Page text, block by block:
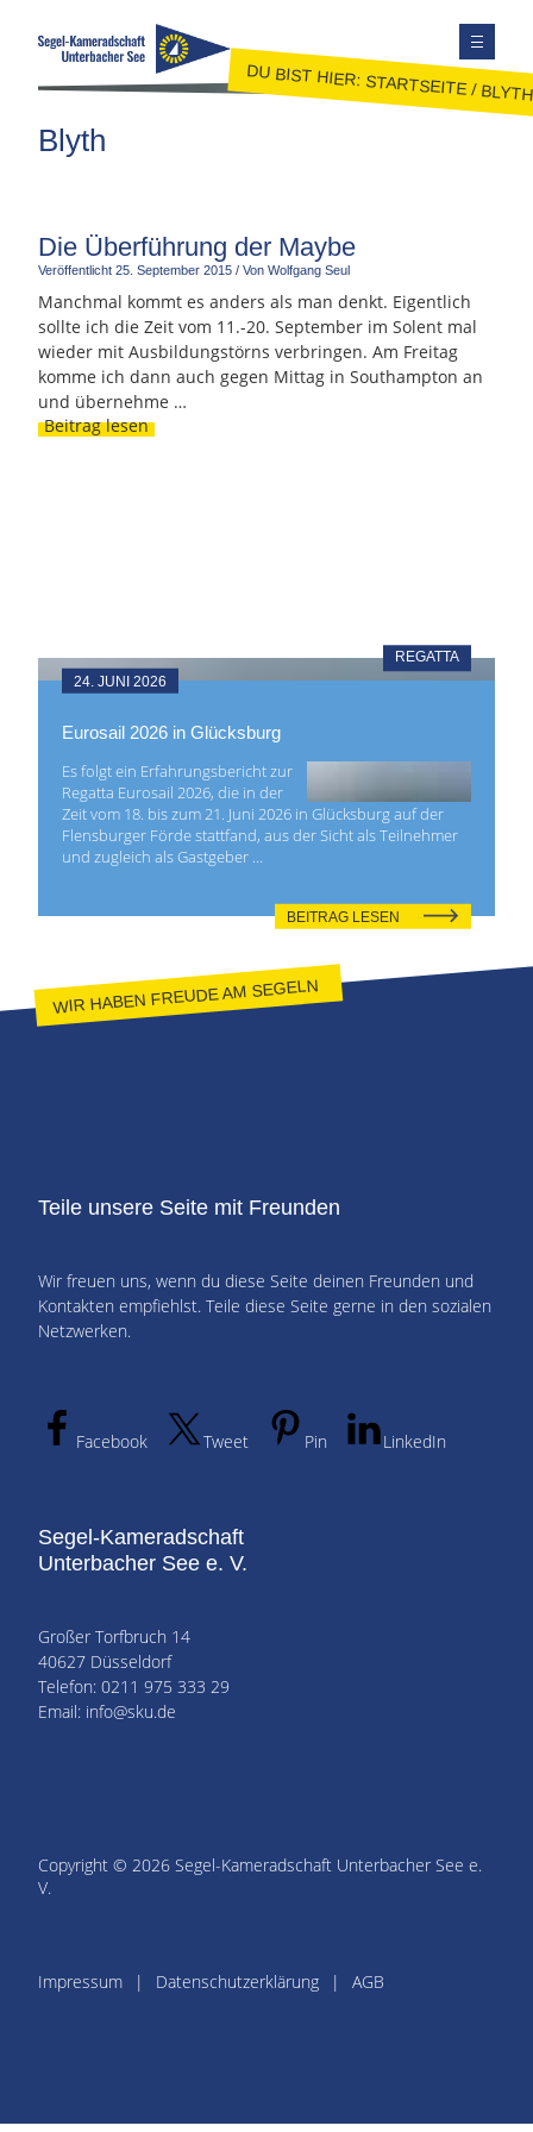
AUSBILDUNG
JOLLENSEGELN
FAHRTENSEGELN
MITGLIEDER
KONTAKT
SEITE DURCHSUCHEN
FACEBOOK
DU BIST HIER:STARTSEITE/ BLYTH
Blyth
Die Überführung der Maybe
Veröffentlicht 25. September 2015 / Von Wolfgang Seul
Manchmal kommt es anders als man denkt. Eigentlich
sollte ich die Zeit vom 11.-20. September im Solent mal
wieder mit Ausbildungstörns verbringen. Am Freitag
komme ich dann auch gegen Mittag in Southampton an
und übernehme …
Beitrag lesen
REGATTA
24. JUNI 2026
Eurosail 2026 in Glücksburg
Es folgt ein Erfahrungsbericht zur
Regatta Eurosail 2026, die in der
Zeit vom 18. bis zum 21. Juni 2026 in Glücksburg auf der
Flensburger Förde stattfand, aus der Sicht als Teilnehmer
und zugleich als Gastgeber …
BEITRAG LESEN
WIR HABEN FREUDE AM SEGELN
Teile unsere Seite mit Freunden
Wir freuen uns, wenn du diese Seite deinen Freunden und
Kontakten empfiehlst. Teile diese Seite gerne in den sozialen
Netzwerken.
Facebook Tweet Pin LinkedIn
Segel-Kameradschaft
Unterbacher See e. V.
Großer Torfbruch 14
40627 Düsseldorf
Telefon: 0211 975 333 29
Email: info@sku.de
Copyright © 2026 Segel-Kameradschaft Unterbacher See e.
V.
Impressum Datenschutzerklärung AGB